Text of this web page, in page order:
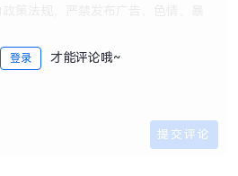
登录 才能评论哦~